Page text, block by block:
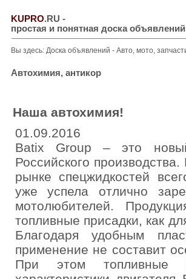
KUPRO.RU -
простая и понятная доска объявлений
Вы здесь: Доска объявлений - Авто, мото,
Автохимия, антикор
Наша автохимия!
01.09.2016
Batix Group – это
Российского
рынке спецжидкостей
уже успела отлично
мотолюбителей.
топливные присадки, как
Благодаря удобным
применение не составит
При этом топливные